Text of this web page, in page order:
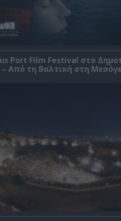
Port Film Festival στο
– Από τη Βαλτική στη